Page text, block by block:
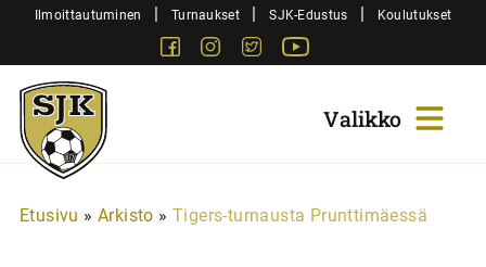
SiirryIlmoittautuminen | Turnaukset | SJK-Edustus | Koulutukset
FacebookInstagram
Twitter
Sjk-
Juniorit
Etusivu » Arkisto » Tigers-turnausta Prunttimäessä